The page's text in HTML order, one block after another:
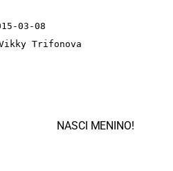
03-08
Vikky Trifonova
NASCI MENINO!